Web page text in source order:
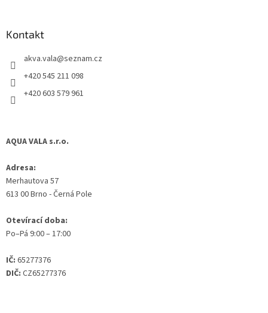
Kontakt
akva.vala@seznam.cz
+420 545 211 098
+420 603 579 961
AQUA VALA s.r.o.
Adresa:
Merhautova 57
613 00 Brno - Černá Pole
Otevírací doba:
Po–Pá 9:00 – 17:00
IČ: 65277376
DIČ: CZ65277376